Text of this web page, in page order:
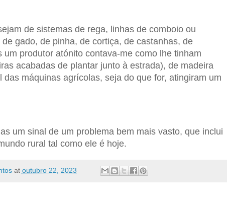
de sistemas de rega, linhas de comboio ou
gado, de pinha, de cortiça, de castanhas, de
um produtor atónito contava-me como lhe tinham
acabadas de plantar junto à estrada), de madeira
das máquinas agrícolas, seja do que for, atingiram um
um sinal de um problema bem mais vasto, que inclui
rural tal como ele é hoje.
at outubro 22, 2023